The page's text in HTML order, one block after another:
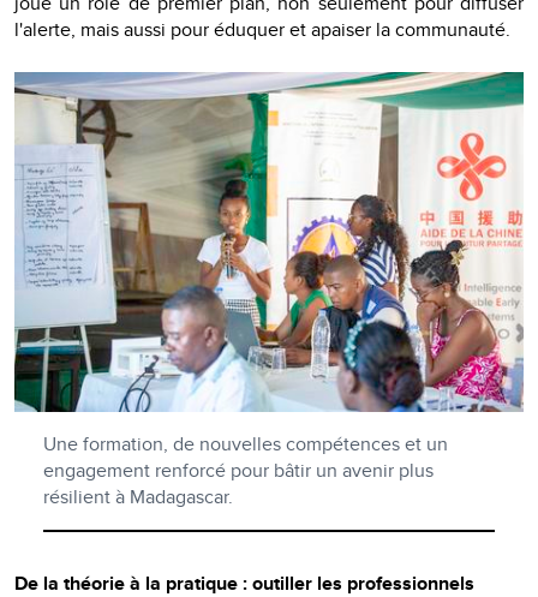
l'alerte, mais aussi pour éduquer et apaiser la communauté.
Une formation, de nouvelles compétences et un
engagement renforcé pour bâtir un avenir plus
résilient à Madagascar.
De la théorie à la pratique : outiller les professionnels